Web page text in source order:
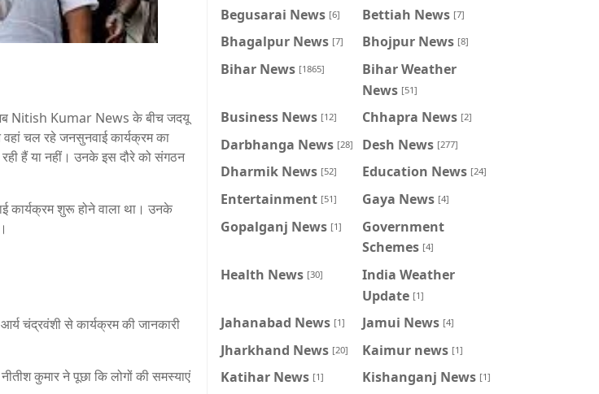
Nitish Kumar News के बीच जदयू
वहां चल रहे जनसुनवाई कार्यक्रम का
हैं या नहीं। उनके इस दौरे को संगठन
शुरू होने वाला था। उनके
चंद्रवंशी से कार्यक्रम की जानकारी
कुमार ने पूछा कि लोगों की समस्याएं
Begusarai News [6] Bettiah News [7]
Bhagalpur News [7] Bhojpur News [8]
Bihar News [1865]
Bihar Weather
News [51]
Business News [12] Chhapra News [2]
Darbhanga News [28] Desh News [277]
Dharmik News [52] Education News [24]
Entertainment [51] Gaya News [4]
Gopalganj News [1]
Government
Schemes [4]
Health News [30]
India Weather
Update [1]
Jahanabad News [1] Jamui News [4]
Jharkhand News [20] Kaimur news [1]
Katihar News [1] Kishanganj News [1]